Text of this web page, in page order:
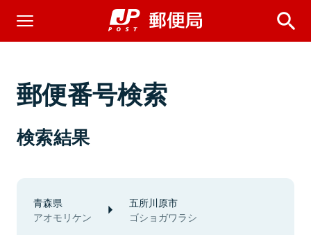
郵便番号検索
検索結果
青森県
アオモリケン
五所川原市
ゴショガワラシ